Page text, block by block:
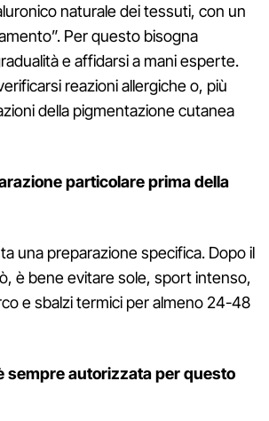
naturale dei tessuti, con un
Per questo bisogna
e affidarsi a mani esperte.
reazioni allergiche o, più
della pigmentazione cutanea
particolare prima della
una preparazione specifica. Dopo il
è bene evitare sole, sport intenso,
e sbalzi termici per almeno 24-48
sempre autorizzata per questo